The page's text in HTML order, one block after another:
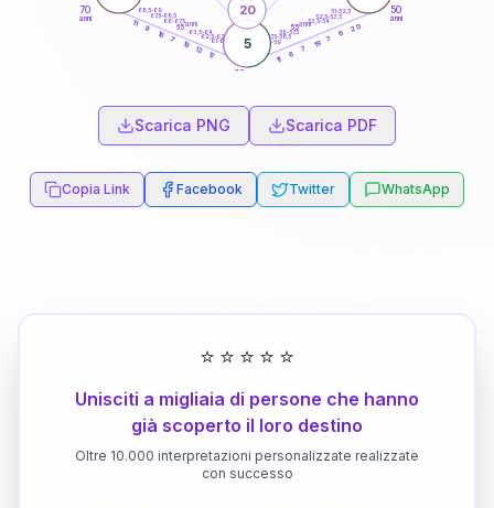
50
anni
60
70
anni
51-52,5
52,5-53,5
53,5-54
56-57,5
57,5-58,5
58,5-59
61-62,5
62,5-63,5
63,5-64
66-67,5
67,5-68,5
68,5-69
20
6
7
19
7
6
11
17
12
19
7
16
9
11
5
20
55anni
65anni
Scarica PNG Scarica PDF
Copia Link Facebook Twitter WhatsApp
⭐ ⭐ ⭐ ⭐ ⭐
Unisciti a migliaia di persone che hanno
già scoperto il loro destino
Oltre 10.000 interpretazioni personalizzate realizzate
con successo